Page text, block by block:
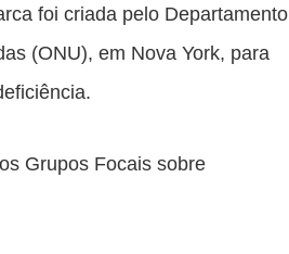
foi criada pelo Departamento
(ONU), em Nova York, para
Grupos Focais sobre